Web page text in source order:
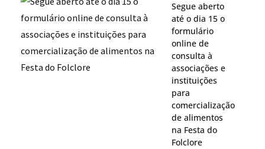
Segue aberto
até o dia 15 o
formulário
online de
consulta à
associações e
instituições
para
comercialização
de alimentos
na Festa do
Folclore